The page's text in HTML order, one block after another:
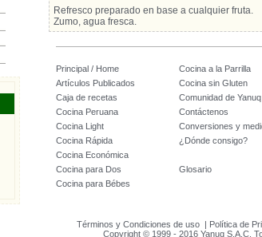
Refresco preparado en base a cualquier fruta.
Zumo, agua fresca.
Principal / Home Cocina a la Parrilla
Artículos Publicados
Cocina sin Gluten
Caja de recetas
Comunidad de Yanuq
Cocina Peruana
Contáctenos
Cocina Light
Conversiones y
Cocina Rápida
¿Dónde consigo?
Cocina Económica
Cocina para Dos
Glosario
Cocina para Bébes
Términos y Condiciones de uso| Política de
Copyright © 1999 - 2016 Yanuq S.A.C.